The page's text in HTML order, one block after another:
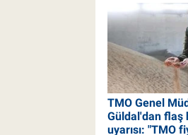
TMO Genel
Güldal'dan flaş
uyarısı: "TMO